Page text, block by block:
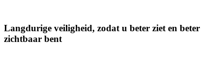
Langdurige veiligheid, zodat u beter ziet en beter
zichtbaar bent